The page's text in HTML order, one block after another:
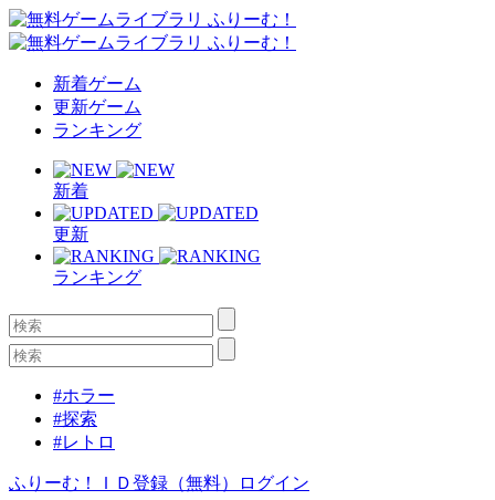
新着ゲーム
更新ゲーム
ランキング
新着
更新
ランキング
#ホラー
#探索
#レトロ
ふりーむ！ＩＤ登録（無料） ログイン